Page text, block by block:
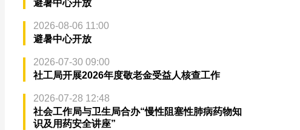
避暑中心开放
2026-08-06 11:00
避暑中心开放
2026-07-30 09:00
社工局开展2026年度敬老金受益人核查工作
2026-07-28 12:48
社会工作局与卫生局合办“慢性阻塞性肺病药物知
识及用药安全讲座”